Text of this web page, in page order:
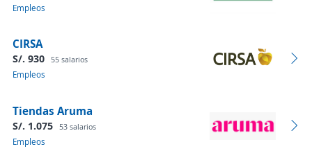
Empleos
CIRSA
S/. 930 55 salarios
Empleos
Tiendas Aruma
S/. 1.075 53 salarios
Empleos